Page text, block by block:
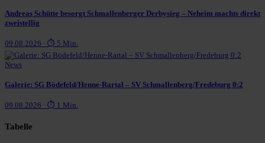
Andreas Schütte besorgt Schmallenberger Derbysieg – Neheim machts direkt
zweistellig
09.08.2026 · ⏱ 5 Min.
News
Galerie: SG Bödefeld/Henne-Rartal – SV Schmallenberg/Fredeburg 0:2
09.08.2026 · ⏱ 1 Min.
Tabelle